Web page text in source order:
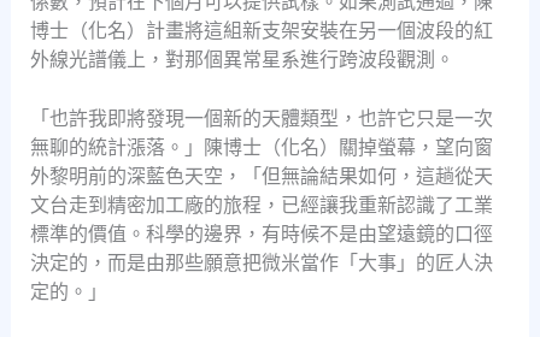
博士（化名）計畫將這組新支架安裝在另一個波段的紅
外線光譜儀上，對那個異常星系進行跨波段觀測。
「也許我即將發現一個新的天體類型，也許它只是一次
無聊的統計漲落。」陳博士（化名）關掉螢幕，望向窗
外黎明前的深藍色天空，「但無論結果如何，這趟從天
文台走到精密加工廠的旅程，已經讓我重新認識了工業
標準的價值。科學的邊界，有時候不是由望遠鏡的口徑
決定的，而是由那些願意把微米當作「大事」的匠人決
定的。」